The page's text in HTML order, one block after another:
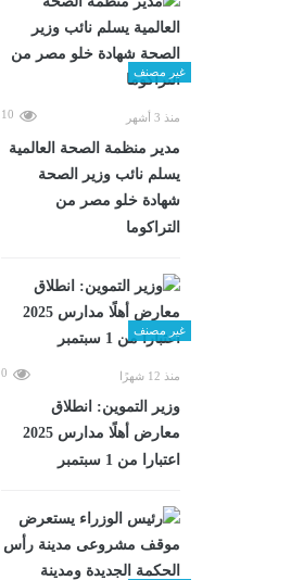
غير مصنف
منذ 3 أشهر 10
مدير منظمة الصحة العالمية
يسلم نائب وزير الصحة
شهادة خلو مصر من
التراكوما
غير مصنف
منذ 12 شهرًا 0
وزير التموين: انطلاق
معارض أهلًا مدارس 2025
اعتبارا من 1 سبتمبر